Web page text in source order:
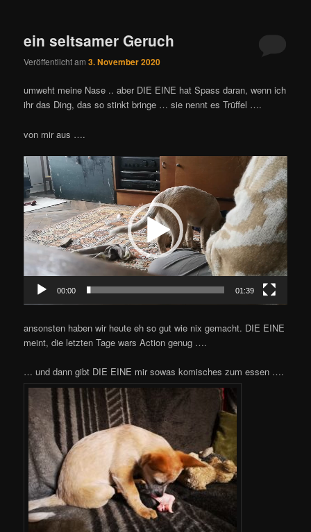
ein seltsamer Geruch
Veröffentlicht am3. November 2020
umweht meine Nase .. aber DIE EINE hat Spass daran, wenn ich
ihr das Ding, das so stinkt bringe … sie nennt es Trüffel ….
von mir aus ….
Video-
Player
00:00 01:39
ansonsten haben wir heute eh so gut wie nix gemacht. DIE EINE
meint, die letzten Tage wars Action genug ….
… und dann gibt DIE EINE mir sowas komisches zum essen ….